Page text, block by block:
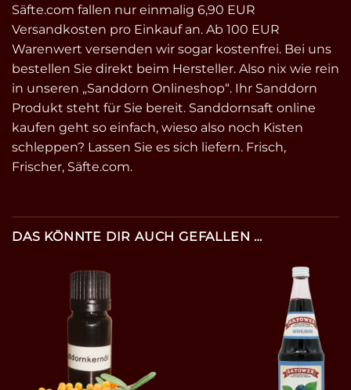
Säfte.com fallen nur einmalig 6,90 EUR
Versandkosten pro Einkauf an. Ab 100 EUR
Warenwert versenden wir sogar kostenfrei. Bei uns
bestellen Sie direkt beim Hersteller. Also nix wie rein
in unseren „Sanddorn Onlineshop“. Ihr Sanddorn
Produkt steht für Sie bereit. Sanddornsaft online
kaufen geht so einfach, wieso also noch Kisten
schleppen? Lassen Sie es sich liefern. Frisch,
Frischer, Säfte.com.
DAS KÖNNTE DIR AUCH GEFALLEN …